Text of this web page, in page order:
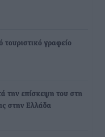
τουριστικό γραφείο
την επίσκεψη του στη
στην Ελλάδα